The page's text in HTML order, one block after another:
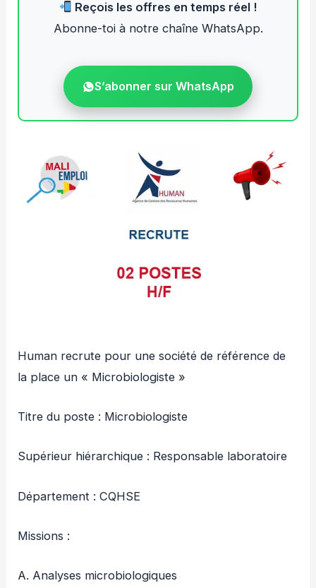
Reçois les offres en temps réel !
Abonne-toi à notre chaîne WhatsApp.
S’abonner sur WhatsApp
Human recrute pour une société de référence de
la place un « Microbiologiste »
Titre du poste : Microbiologiste
Supérieur hiérarchique : Responsable laboratoire
Département : CQHSE
Missions :
A. Analyses microbiologiques